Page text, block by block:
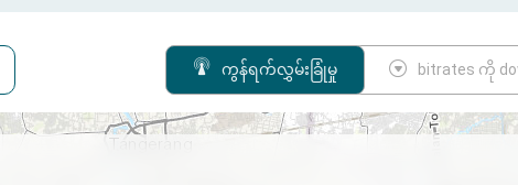
ကွန်ရက်လွှမ်းခြုံမှု bitrates ကို